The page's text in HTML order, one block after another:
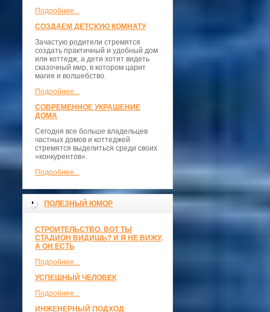
Подробнее...
СОЗДАЕМ ДЕТСКУЮ КОМНАТУ
Зачастую родители стремятся
создать практичный и удобный дом
или коттедж, а дети хотят видеть
сказочный мир, в котором царит
магия и волшебство.
Подробнее...
СОВРЕМЕННОЕ УКРАШЕНИЕ
ДОМА
Сегодня все больше владельцев
частных домов и коттеджей
стремятся выделиться среди своих
«конкурентов».
Подробнее...
ПОЛЕЗНЫЙ ЮМОР
СТРОИТЕЛЬСТВО. ВОТ ТЫ
СТАДИОН ВИДИШЬ? И Я НЕ ВИЖУ,
А ОН ЕСТЬ
Подробнее...
УСПЕШНЫЙ ЧЕЛОВЕК
Подробнее...
ИНЖЕНЕРНЫЙ ПОДХОД